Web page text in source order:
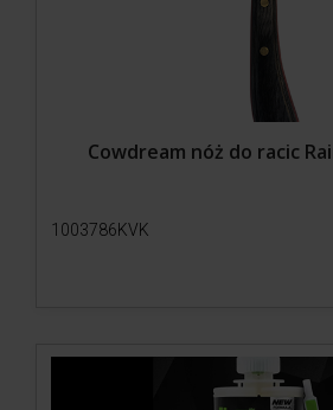
Cowdream nóż do racic
1003786KVK